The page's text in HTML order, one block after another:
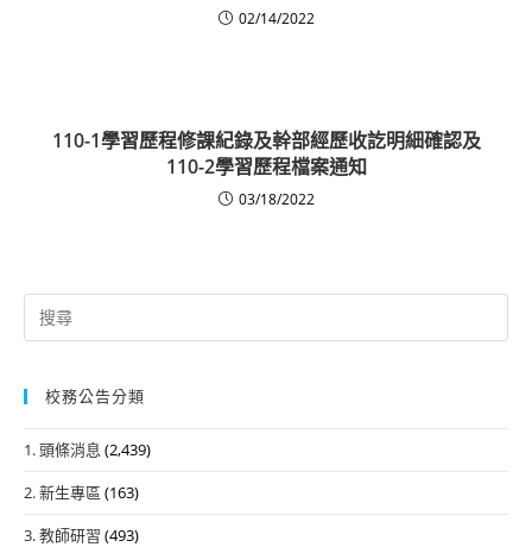
02/14/2022
110-1學習歷程修課紀錄及幹部經歷收訖明細確認及
110-2學習歷程檔案通知
03/18/2022
Search
for:
校務公告分類
1. 頭條消息 (2,439)
2. 新生專區 (163)
3. 教師研習 (493)